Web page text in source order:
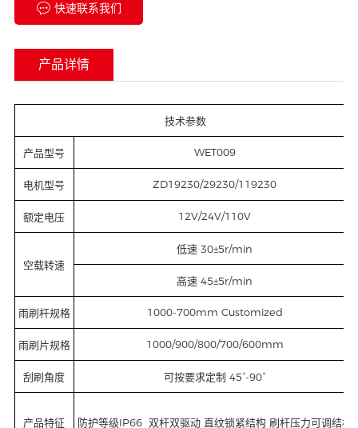
快速联系我们
产品详情
技术参数
产品型号 WET009
电机型号 ZD19230/29230/119230
额定电压 12V/24V/110V
空载转速
低速 30±5r/min
高速 45±5r/min
雨刷杆规格 1000-700mm Customized
雨刷片规格 1000/900/800/700/600mm
刮刷角度 可按要求定制 45°-90°
产品特征 防护等级IP66 双杆双驱动 直纹锁紧结构 刷杆压力可调结构